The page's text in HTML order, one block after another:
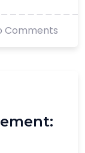
Comments